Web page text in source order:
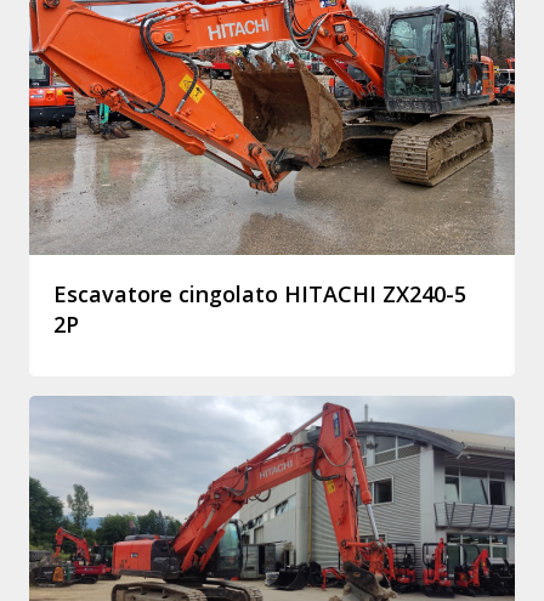
Escavatore cingolato HITACHI ZX240-5
2P